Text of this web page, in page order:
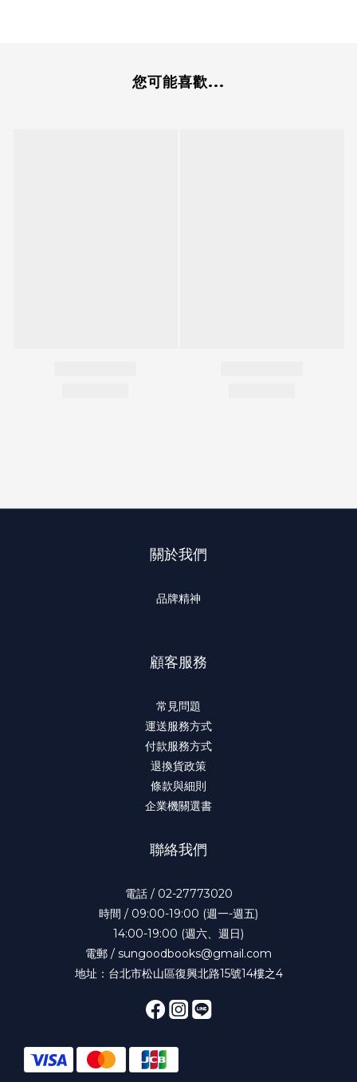
您可能喜歡...
關於我們
品牌精神
顧客服務
常見問題
運送服務方式
付款服務方式
退換貨政策
條款與細則
企業機關選書
聯絡我們
電話 / 02-27773020
時間 / 09:00-19:00 (週一-週五)
14:00-19:00 (週六、週日)
電郵 / sungoodbooks@gmail.com
地址：台北市松山區復興北路15號14樓之4